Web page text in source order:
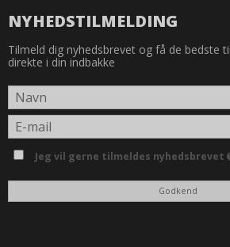
NYHEDSTILMELDING
Tilmeld dig nyhedsbrevet og få de bedste
direkte i din indbakke
Jeg vil gerne tilmeldes nyhedsbrevet
Godkend